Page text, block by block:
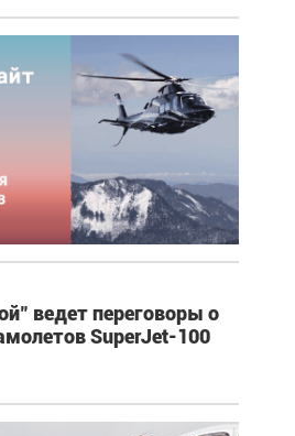
ведет переговоры о
SuperJet-100